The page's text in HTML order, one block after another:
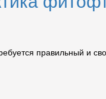
правильный и